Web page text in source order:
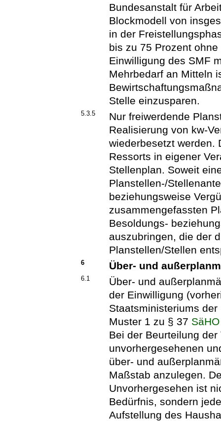
Bundesanstalt für
Blockmodell von
in der
bis zu 75 Prozent
Einwilligung des SMF
Mehrbedarf an Mitteln
Stelle einzusparen.
5.3.5
Nur freiwerdende
Realisierung von kw-
wiederbesetzt werden.
Ressorts in eigener
Stellenplan. Soweit
Planstellen-/
beziehungsweise
zusammengefassten
Besoldungs-
auszubringen, die der
Planstellen/Stellen
6 Über- und
6.1
Über- und
der Einwilligung
Staatsministeriums
Muster 1 zu § 37 SäHO
Bei der Beurteilung
unvorhergesehenen
über- und
Maßstab anzulegen.
Unvorhergesehen ist
Bedürfnis, sondern
Aufstellung des